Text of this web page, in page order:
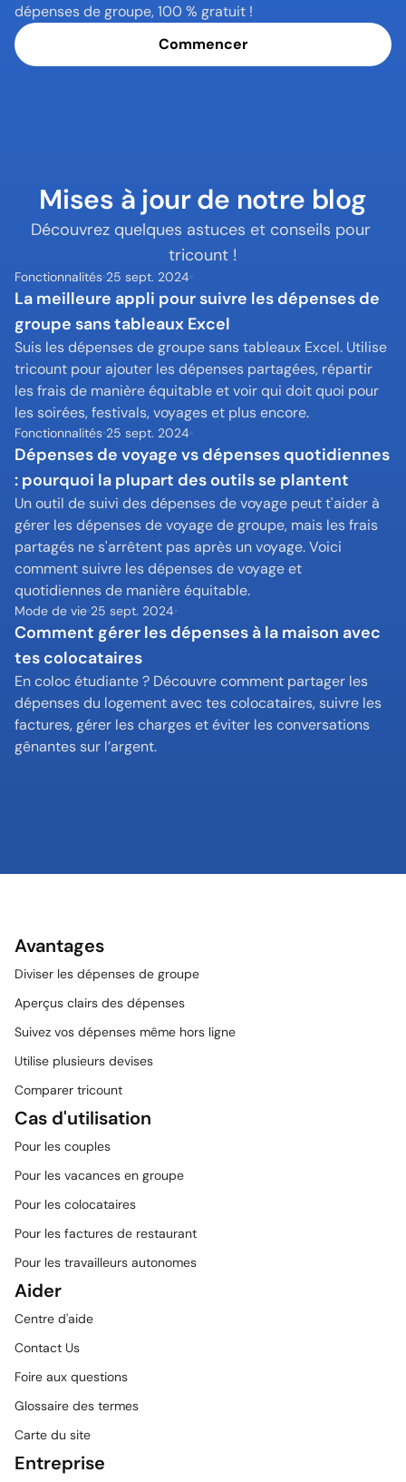
dépenses de groupe, 100 % gratuit !
Commencer
Mises à jour de notre blog
Découvrez quelques astuces et conseils pour
tricount !
Fonctionnalités 25 sept. 2024
La meilleure appli pour suivre les dépenses de
groupe sans tableaux Excel
Suis les dépenses de groupe sans tableaux Excel. Utilise
tricount pour ajouter les dépenses partagées, répartir
les frais de manière équitable et voir qui doit quoi pour
les soirées, festivals, voyages et plus encore.
Fonctionnalités 25 sept. 2024
Dépenses de voyage vs dépenses quotidiennes
: pourquoi la plupart des outils se plantent
Un outil de suivi des dépenses de voyage peut t'aider à
gérer les dépenses de voyage de groupe, mais les frais
partagés ne s'arrêtent pas après un voyage. Voici
comment suivre les dépenses de voyage et
quotidiennes de manière équitable.
Mode de vie 25 sept. 2024
Comment gérer les dépenses à la maison avec
tes colocataires
En coloc étudiante ? Découvre comment partager les
dépenses du logement avec tes colocataires, suivre les
factures, gérer les charges et éviter les conversations
gênantes sur l’argent.
Avantages
Diviser les dépenses de groupe
Aperçus clairs des dépenses
Suivez vos dépenses même hors ligne
Utilise plusieurs devises
Comparer tricount
Cas d'utilisation
Pour les couples
Pour les vacances en groupe
Pour les colocataires
Pour les factures de restaurant
Pour les travailleurs autonomes
Aider
Centre d'aide
Contact Us
Foire aux questions
Glossaire des termes
Carte du site
Entreprise